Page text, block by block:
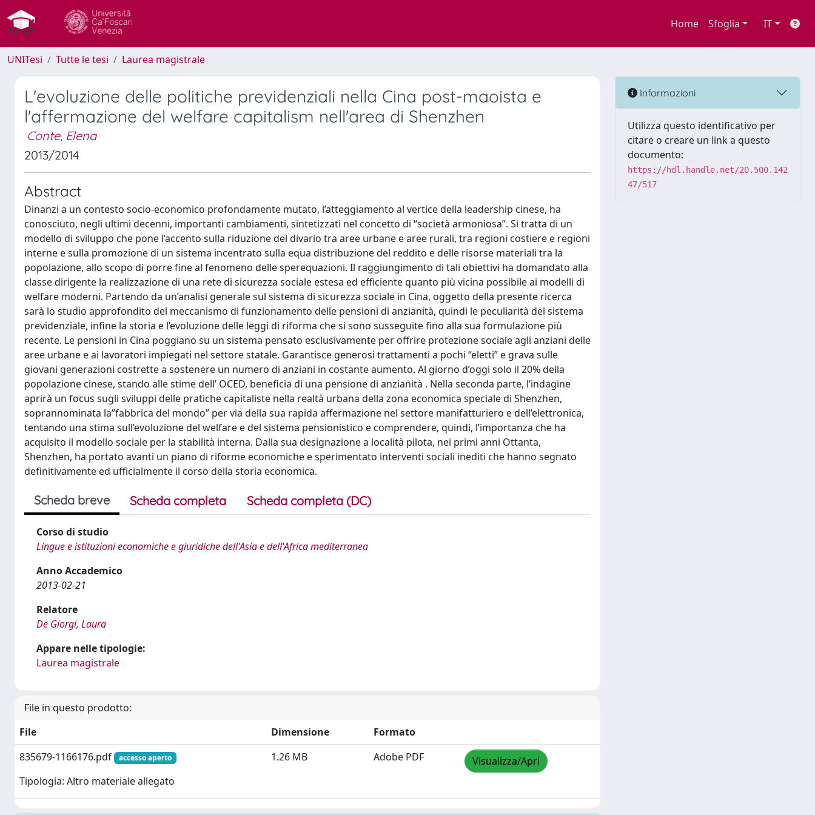
Home Sfoglia IT
UNITesi Tutte le tesi Laurea magistrale
L'evoluzione delle politiche previdenziali nella Cina post-maoista e
l'affermazione del welfare capitalism nell'area di Shenzhen
Conte, Elena
2013/2014
Abstract
Dinanzi a un contesto socio-economico profondamente mutato, l’atteggiamento al vertice della leadership cinese, ha
conosciuto, negli ultimi decenni, importanti cambiamenti, sintetizzati nel concetto di “società armoniosa”. Si tratta di un
modello di sviluppo che pone l’accento sulla riduzione del divario tra aree urbane e aree rurali, tra regioni costiere e regioni
interne e sulla promozione di un sistema incentrato sulla equa distribuzione del reddito e delle risorse materiali tra la
popolazione, allo scopo di porre fine al fenomeno delle sperequazioni. Il raggiungimento di tali obiettivi ha domandato alla
classe dirigente la realizzazione di una rete di sicurezza sociale estesa ed efficiente quanto più vicina possibile ai modelli di
welfare moderni. Partendo da un’analisi generale sul sistema di sicurezza sociale in Cina, oggetto della presente ricerca
sarà lo studio approfondito del meccanismo di funzionamento delle pensioni di anzianità, quindi le peculiarità del sistema
previdenziale, infine la storia e l’evoluzione delle leggi di riforma che si sono susseguite fino alla sua formulazione più
recente. Le pensioni in Cina poggiano su un sistema pensato esclusivamente per offrire protezione sociale agli anziani delle
aree urbane e ai lavoratori impiegati nel settore statale. Garantisce generosi trattamenti a pochi “eletti” e grava sulle
giovani generazioni costrette a sostenere un numero di anziani in costante aumento. Al giorno d’oggi solo il 20% della
popolazione cinese, stando alle stime dell’ OCED, beneficia di una pensione di anzianità . Nella seconda parte, l’indagine
aprirà un focus sugli sviluppi delle pratiche capitaliste nella realtà urbana della zona economica speciale di Shenzhen,
soprannominata la”fabbrica del mondo” per via della sua rapida affermazione nel settore manifatturiero e dell’elettronica,
tentando una stima sull’evoluzione del welfare e del sistema pensionistico e comprendere, quindi, l’importanza che ha
acquisito il modello sociale per la stabilità interna. Dalla sua designazione a località pilota, nei primi anni Ottanta,
Shenzhen, ha portato avanti un piano di riforme economiche e sperimentato interventi sociali inediti che hanno segnato
definitivamente ed ufficialmente il corso della storia economica.
Scheda breve Scheda completa Scheda completa (DC)
Corso di studio
Lingue e istituzioni economiche e giuridiche dell'Asia e dell'Africa mediterranea
Anno Accademico
2013-02-21
Relatore
De Giorgi, Laura
Appare nelle tipologie:
Laurea magistrale
File in questo prodotto:
File
Dimensione
Formato
835679-1166176.pdf
accesso aperto
Tipologia: Altro materiale allegato
1.26 MB Adobe PDF Visualizza/Apri
Informazioni
Utilizza questo identificativo per
citare o creare un link a questo
documento:
https://hdl.handle.net/20.500.142
47/517